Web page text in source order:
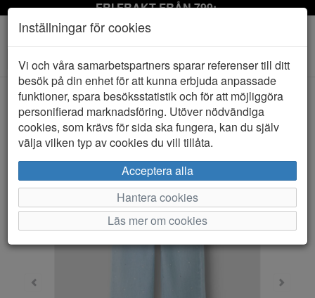
FRI FRAKT FRÅN 799:-
Toggle
navigation
HEM NAME IT
Inställningar för cookies
Vi och våra samarbetspartners sparar referenser till ditt
besök på din enhet för att kunna erbjuda anpassade
funktioner, spara besöksstatistik och för att möjliggöra
personifierad marknadsföring. Utöver nödvändiga
cookies, som krävs för sida ska fungera, kan du själv
välja vilken typ av cookies du vill tillåta.
Acceptera alla
Hantera cookies
Läs mer om cookies